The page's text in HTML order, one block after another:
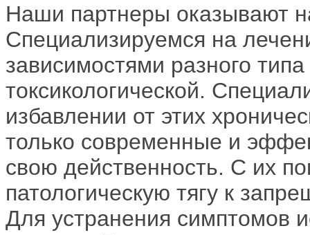
Наши партнеры оказывают
Специализируемся на
зависимостями разного
токсикологической.
избавлении от этих
только современные и
свою действенность. С их
патологическую тягу к
Для устранения симптомов